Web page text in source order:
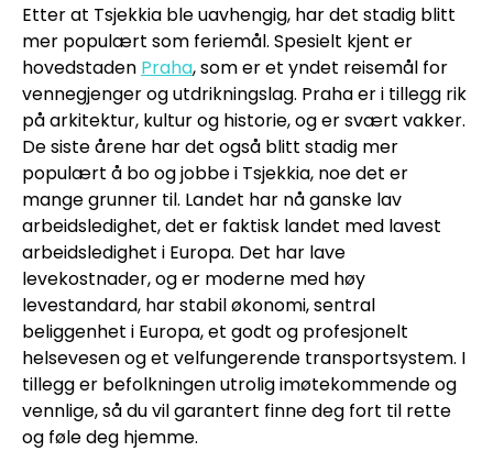
Etter at Tsjekkia ble uavhengig, har det stadig blitt
mer populært som feriemål. Spesielt kjent er
hovedstaden Praha, som er et yndet reisemål for
vennegjenger og utdrikningslag. Praha er i tillegg rik
på arkitektur, kultur og historie, og er svært vakker.
De siste årene har det også blitt stadig mer
populært å bo og jobbe i Tsjekkia, noe det er
mange grunner til. Landet har nå ganske lav
arbeidsledighet, det er faktisk landet med lavest
arbeidsledighet i Europa. Det har lave
levekostnader, og er moderne med høy
levestandard, har stabil økonomi, sentral
beliggenhet i Europa, et godt og profesjonelt
helsevesen og et velfungerende transportsystem. I
tillegg er befolkningen utrolig imøtekommende og
vennlige, så du vil garantert finne deg fort til rette
og føle deg hjemme.